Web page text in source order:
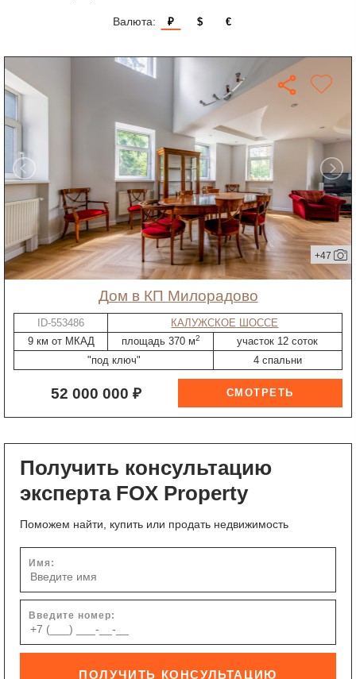
Валюта: ₽ $ €
+47
дом в КП Милорадово
ID-553486
КАЛУЖСКОЕ ШОССЕ
9 км от МКАД
площадь 370 м2
участок 12 соток
"под ключ"
4 спальни
52 000 000 ₽
Получить консультацию
эксперта FOX Property
Поможем найти, купить или продать недвижимость
Имя:
Введите номер:
ПОЛУЧИТЬ КОНСУЛЬТАЦИЮ